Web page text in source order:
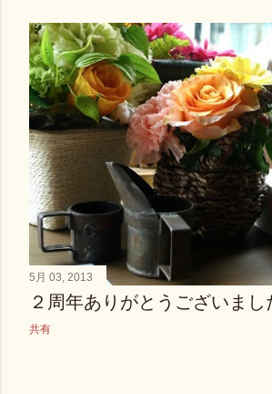
5月 03, 2013
２周年ありがとうございまし
共有